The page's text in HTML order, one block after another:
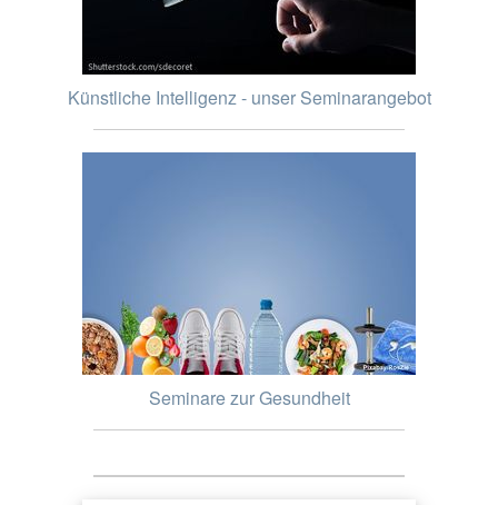
Künstliche Intelligenz - unser Seminarangebot
Seminare zur Gesundheit